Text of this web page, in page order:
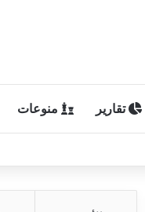
تقارير منوعات